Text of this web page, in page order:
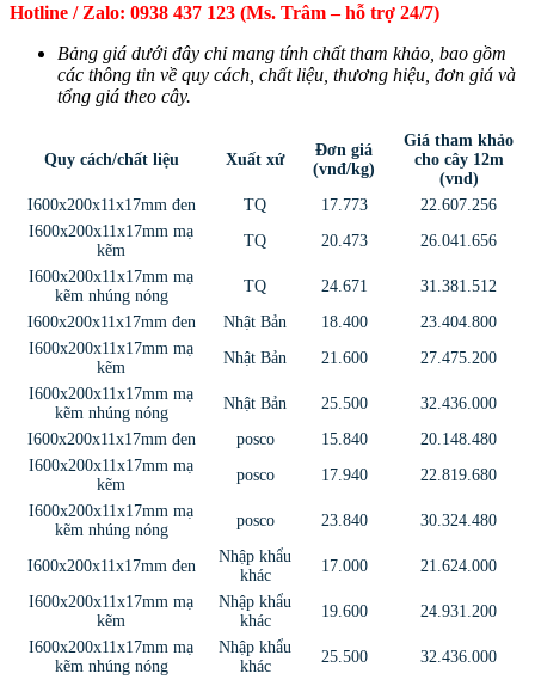
Hotline / Zalo: 0938 437 123 (Ms. Trâm – hỗ trợ 24/7)
Bảng giá dưới đây chỉ mang tính chất tham khảo, bao gồm
các thông tin về quy cách, chất liệu, thương hiệu, đơn giá và
tổng giá theo cây.
Quy cách/chất liệu Xuất xứ
Đơn giá
(vnđ/kg)
Giá tham khảo
cho cây 12m
(vnd)
I600x200x11x17mm đen
TQ 17.773
22.607.256
I600x200x11x17mm mạ
kẽm
TQ 20.473
26.041.656
I600x200x11x17mm mạ
kẽm nhúng nóng
TQ 24.671
31.381.512
I600x200x11x17mm đen
Nhật Bản 18.400
23.404.800
I600x200x11x17mm mạ
kẽm
Nhật Bản 21.600
27.475.200
I600x200x11x17mm mạ
kẽm nhúng nóng
Nhật Bản 25.500
32.436.000
I600x200x11x17mm đen
posco 15.840
20.148.480
I600x200x11x17mm mạ
kẽm
posco 17.940
22.819.680
I600x200x11x17mm mạ
kẽm nhúng nóng
posco 23.840 30.324.480
I600x200x11x17mm đen
Nhập khẩu
khác
17.000
21.624.000
I600x200x11x17mm mạ
kẽm
Nhập khẩu
khác
19.600
24.931.200
I600x200x11x17mm mạ
kẽm nhúng nóng
Nhập khẩu
khác
25.500 32.436.000